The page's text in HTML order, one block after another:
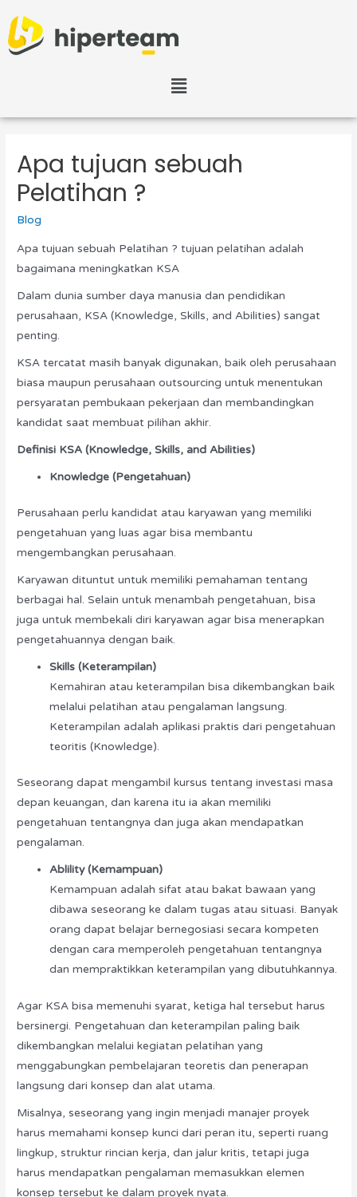
Apa tujuan sebuah
Pelatihan ?
Blog
Apa tujuan sebuah Pelatihan ? tujuan pelatihan adalah
bagaimana meningkatkan KSA
Dalam dunia sumber daya manusia dan pendidikan
perusahaan, KSA (Knowledge, Skills, and Abilities) sangat
penting.
KSA tercatat masih banyak digunakan, baik oleh perusahaan
biasa maupun perusahaan outsourcing untuk menentukan
persyaratan pembukaan pekerjaan dan membandingkan
kandidat saat membuat pilihan akhir.
Definisi KSA (Knowledge, Skills, and Abilities)
Knowledge (Pengetahuan)
Perusahaan perlu kandidat atau karyawan yang memiliki
pengetahuan yang luas agar bisa membantu
mengembangkan perusahaan.
Karyawan dituntut untuk memiliki pemahaman tentang
berbagai hal. Selain untuk menambah pengetahuan, bisa
juga untuk membekali diri karyawan agar bisa menerapkan
pengetahuannya dengan baik.
Skills (Keterampilan)
Kemahiran atau keterampilan bisa dikembangkan baik
melalui pelatihan atau pengalaman langsung.
Keterampilan adalah aplikasi praktis dari pengetahuan
teoritis (Knowledge).
Seseorang dapat mengambil kursus tentang investasi masa
depan keuangan, dan karena itu ia akan memiliki
pengetahuan tentangnya dan juga akan mendapatkan
pengalaman.
Ablility (Kemampuan)
Kemampuan adalah sifat atau bakat bawaan yang
dibawa seseorang ke dalam tugas atau situasi. Banyak
orang dapat belajar bernegosiasi secara kompeten
dengan cara memperoleh pengetahuan tentangnya
dan mempraktikkan keterampilan yang dibutuhkannya.
Agar KSA bisa memenuhi syarat, ketiga hal tersebut harus
bersinergi. Pengetahuan dan keterampilan paling baik
dikembangkan melalui kegiatan pelatihan yang
menggabungkan pembelajaran teoretis dan penerapan
langsung dari konsep dan alat utama.
Misalnya, seseorang yang ingin menjadi manajer proyek
harus memahami konsep kunci dari peran itu, seperti ruang
lingkup, struktur rincian kerja, dan jalur kritis, tetapi juga
harus mendapatkan pengalaman memasukkan elemen
konsep tersebut ke dalam proyek nyata.